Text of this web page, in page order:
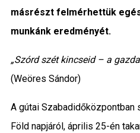
Kultúra
Gyereksarok
Városunkról
másrészt felmérhettük
munkánk eredményét.
„Szórd szét kincseid – a
(Weöres Sándor)
A gútai Szabadidőközpontban
Föld napjáról, április 25-én